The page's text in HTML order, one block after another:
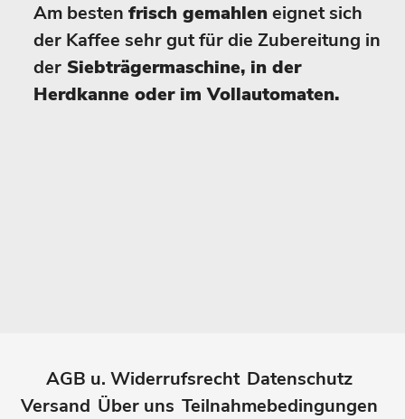
Am besten frisch gemahleneignet sich
der Kaffee sehr gut für die Zubereitung in
der Siebträgermaschine, in der
Herdkanne oder im Vollautomaten.
AGB u. Widerrufsrecht Datenschutz
Versand Über uns Teilnahmebedingungen